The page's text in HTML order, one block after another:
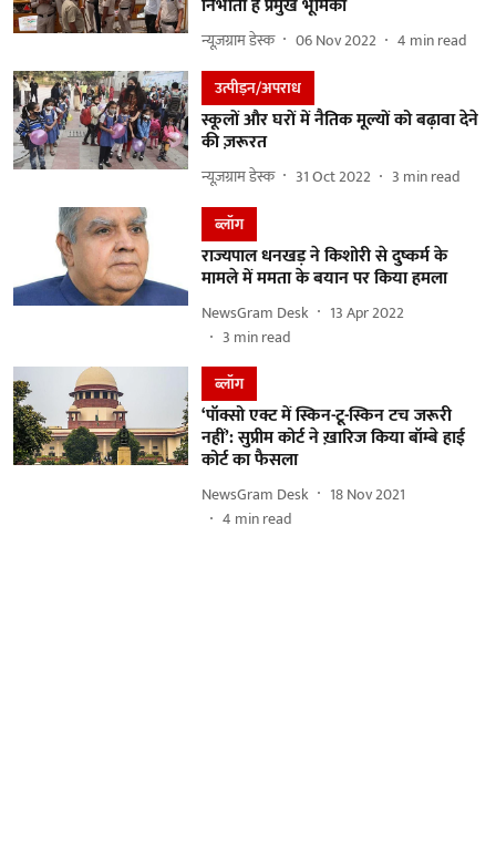
निभाती है प्रमुख भूमिका
न्यूज़ग्राम डेस्क 06 Nov 2022 4 min read
उत्पीड़न/अपराध
स्कूलों और घरों में नैतिक मूल्यों को बढ़ावा देने
की ज़रूरत
न्यूज़ग्राम डेस्क 31 Oct 2022 3 min read
ब्लॉग
​राज्यपाल धनखड़ ने किशोरी से दुष्कर्म के
मामले में ममता के बयान पर किया हमला
NewsGram Desk
13 Apr 2022
3 min read
ब्लॉग
‘पॉक्सो एक्ट में स्किन-टू-स्किन टच जरूरी
नहीं’: सुप्रीम कोर्ट ने ख़ारिज किया बॉम्बे हाई
कोर्ट का फैसला
NewsGram Desk
18 Nov 2021
4 min read